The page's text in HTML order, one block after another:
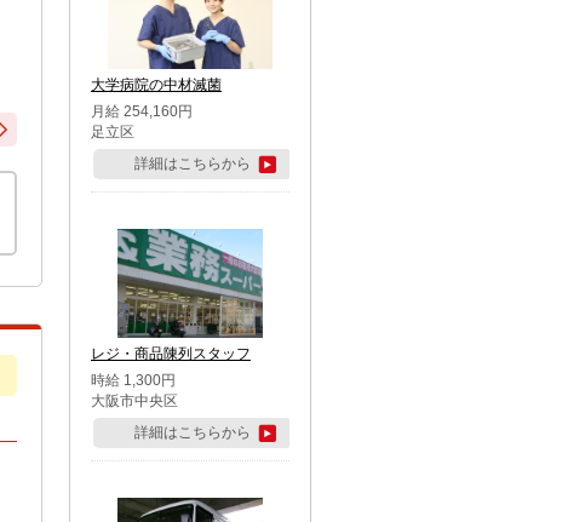
大学病院の中材滅菌
月給 254,160円
足立区
詳細はこちらから
レジ・商品陳列スタッフ
時給 1,300円
大阪市中央区
詳細はこちらから